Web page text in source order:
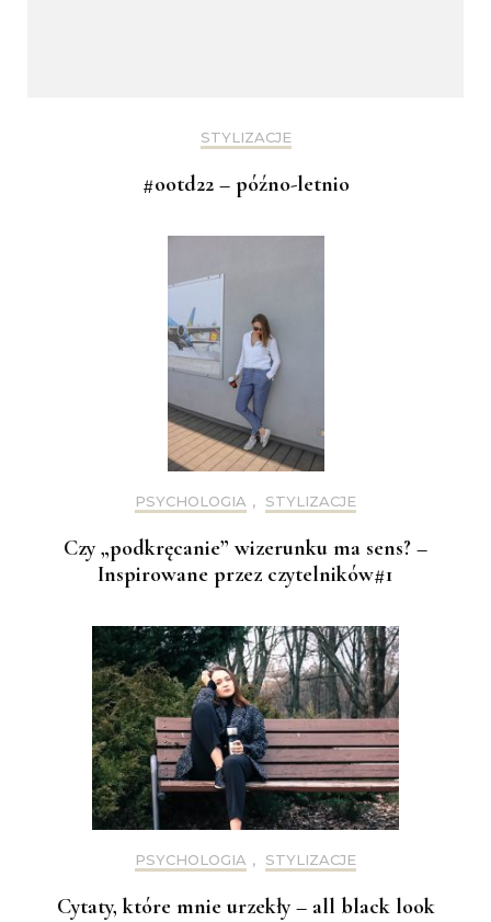
STYLIZACJE
#ootd22 – późno-letnio
PSYCHOLOGIA , STYLIZACJE
Czy „podkręcanie” wizerunku ma sens? –
Inspirowane przez czytelników#1
PSYCHOLOGIA , STYLIZACJE
Cytaty, które mnie urzekły – all black look